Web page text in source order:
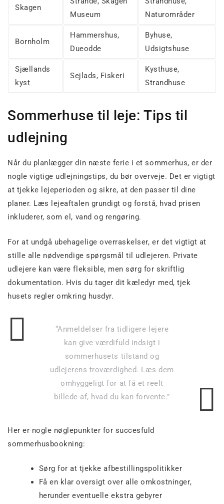
Skagen
Museum
Naturområder
Bornholm
Hammershus,
Dueodde
Byhuse,
Udsigtshuse
Sjællands
kyst
Sejlads, Fiskeri
Kysthuse,
Strandhuse
Sommerhuse til leje: Tips til
udlejning
Når du planlægger din næste ferie i et sommerhus, er der
nogle vigtige udlejningstips, du bør overveje. Det er vigtigt
at tjekke lejeperioden og sikre, at den passer til dine
planer. Læs lejeaftalen grundigt og forstå, hvad prisen
inkluderer, som el, vand og rengøring.
For at undgå ubehagelige overraskelser, er det vigtigt at
stille alle nødvendige spørgsmål til udlejeren. Private
udlejere kan være fleksible, men sørg for skriftlig
dokumentation. Hvis du tager dit kæledyr med, tjek
husets regler omkring husdyr.
“Anmeldelser fra tidligere lejere
kan give værdifuld indsigt i
sommerhusets tilstand og
udlejerens troværdighed. Læs dem
omhyggeligt for at få et reelt
billede af, hvad du kan forvente.”
Her er nogle nøglepunkter for succesfuld
sommerhusbookning:
Sørg for at tjekke afbestillingspolitikker
Få en klar oversigt over alle omkostninger,
herunder eventuelle ekstra gebyrer